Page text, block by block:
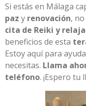
Si estás en Málaga
paz y renovación,
cita de Reiki y
beneficios de esta
Estoy aquí para
necesitas. Llama
teléfono. ¡Espero tu